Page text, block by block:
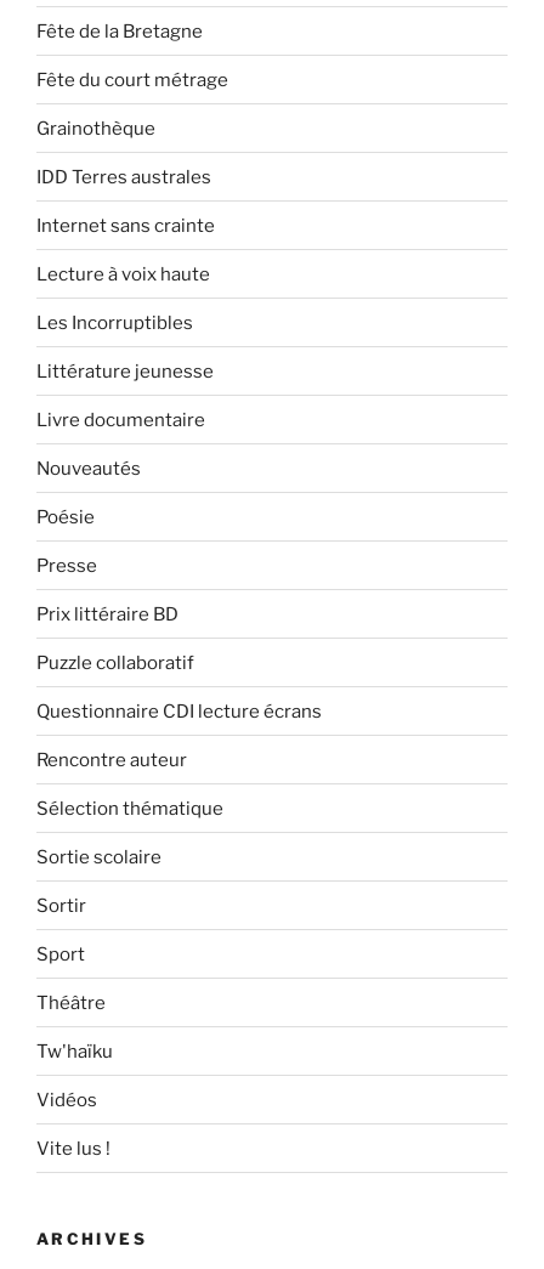
Fête de la Bretagne
Fête du court métrage
Grainothèque
IDD Terres australes
Internet sans crainte
Lecture à voix haute
Les Incorruptibles
Littérature jeunesse
Livre documentaire
Nouveautés
Poésie
Presse
Prix littéraire BD
Puzzle collaboratif
Questionnaire CDI lecture écrans
Rencontre auteur
Sélection thématique
Sortie scolaire
Sortir
Sport
Théâtre
Tw'haïku
Vidéos
Vite lus !
ARCHIVES